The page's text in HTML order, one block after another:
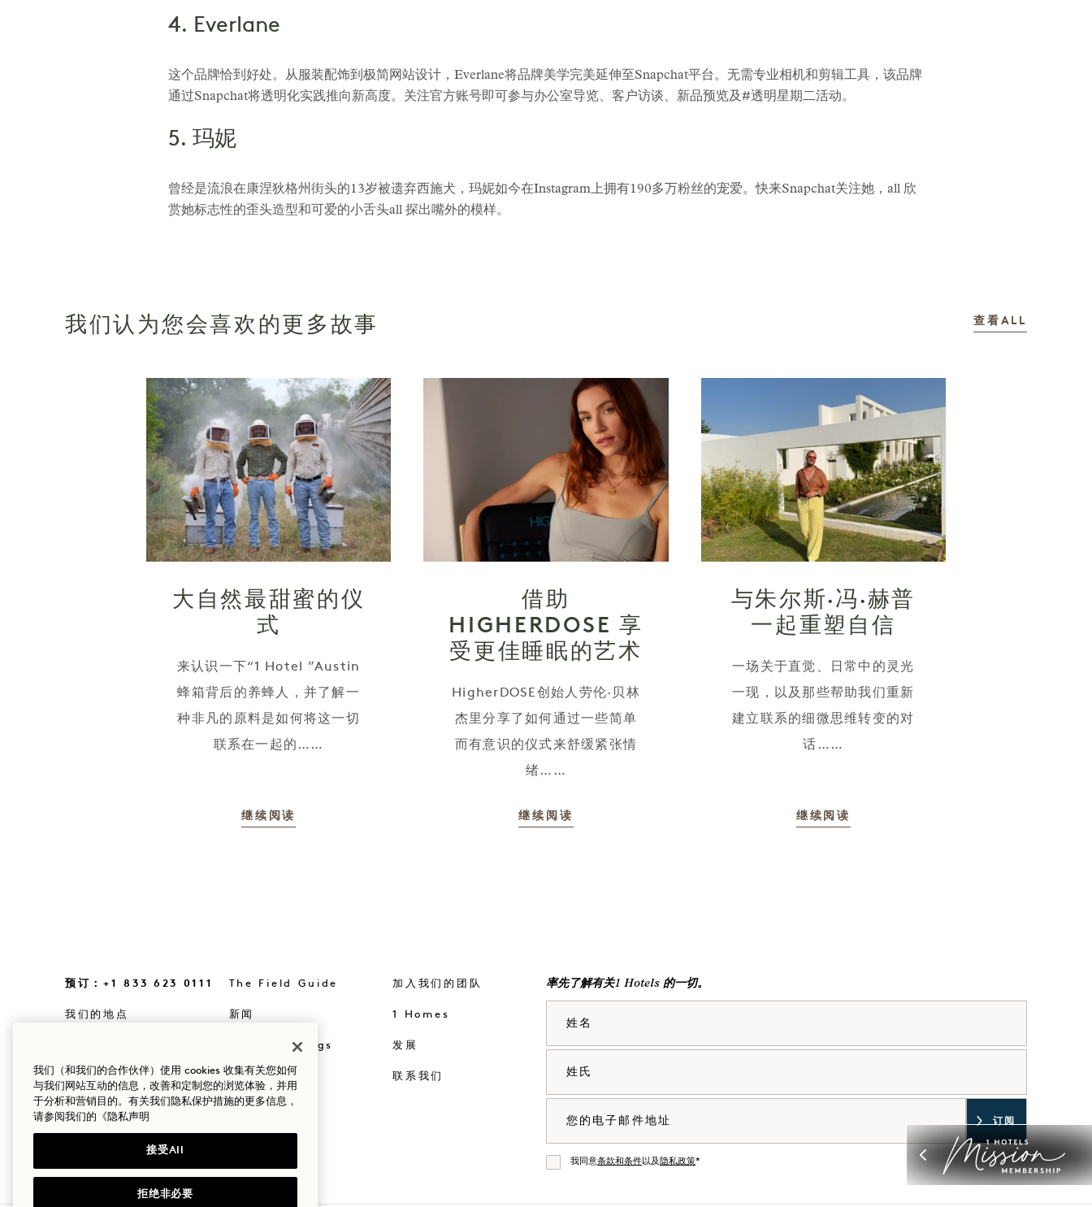
4. Everlane
这个品牌恰到好处。从服装配饰到极简网站设计，Everlane将品牌美学完美延伸至Snapchat平台。无需专业相机和剪辑工具，该品牌
通过Snapchat将透明化实践推向新高度。关注官方账号即可参与办公室导览、客户访谈、新品预览及#透明星期二活动。
5. 玛妮
曾经是流浪在康涅狄格州街头的13岁被遗弃西施犬，玛妮如今在Instagram上拥有190多万粉丝的宠爱。快来Snapchat关注她，all 欣
赏她标志性的歪头造型和可爱的小舌头all 探出嘴外的模样。
我们认为您会喜欢的更多故事 查看ALL
大自然最甜蜜的仪
式
来认识一下“1 Hotel ”Austin
蜂箱背后的养蜂人，并了解一
种非凡的原料是如何将这一切
联系在一起的……
继续阅读
借助
HIGHERDOSE 享
受更佳睡眠的艺术
HigherDOSE创始人劳伦·贝林
杰里分享了如何通过一些简单
而有意识的仪式来舒缓紧张情
绪……
继续阅读
与朱尔斯·冯·赫普
一起重塑自信
一场关于直觉、日常中的灵光
一现，以及那些帮助我们重新
建立联系的细微思维转变的对
话……
继续阅读
预订：+1 833 623 0111
我们的地点
可持续性
The Field Guide
新闻
选购Goodthings
Mission
加入我们的团队
1 Homes
发展
联系我们
率先了解有关1 Hotels 的一切。
同意
我同意条款和条件以及 隐私政策*
我们（和我们的合作伙伴）使用 cookies 收集有关您如何
与我们网站互动的信息，改善和定制您的浏览体验，并用
于分析和营销目的。有关我们隐私保护措施的更多信息，
请参阅我们的
《隐私声明
接受All
拒绝非必要